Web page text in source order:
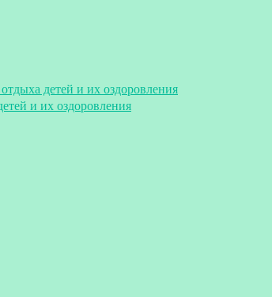
детей и их оздоровления
и их оздоровления